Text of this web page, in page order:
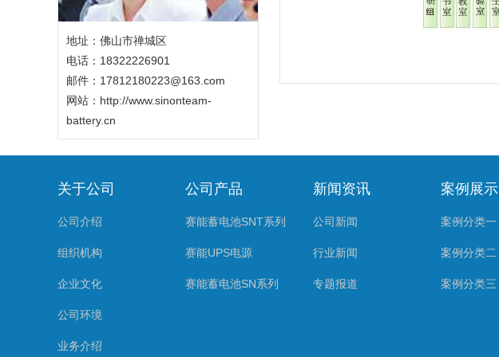
地址：佛山市禅城区
电话：18322226901
邮件：17812180223@163.com
网站： http://www.sinonteam-
battery.cn
关于公司
公司介绍
组织机构
企业文化
公司环境
业务介绍
公司产品
赛能蓄电池SNT系列
赛能UPS电源
赛能蓄电池SN系列
新闻资讯
公司新闻
行业新闻
专题报道
案例展示
案例分类一
案例分类二
案例分类三